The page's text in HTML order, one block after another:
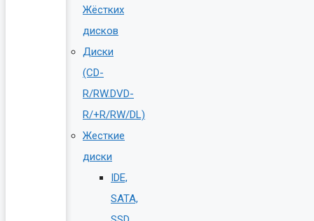
Жёстких
дисков
Диски
(CD-
R/RW.DVD-
R/+R/RW/DL)
Жесткие
диски
IDE,
SATA,